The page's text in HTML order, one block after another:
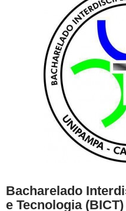
Bacharelado
e Tecnologia (BICT)